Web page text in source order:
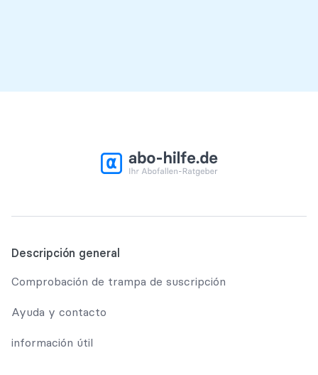
Descripción general
Comprobación de trampa de suscripción
Ayuda y contacto
información útil